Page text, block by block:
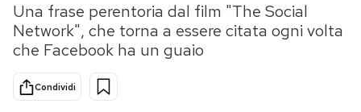
Tecnologia
Internet
Scienza
Cultura
Economia
Storie/Idee
Ok Boomer!
Una frase perentoria dal film "The Social
Network", che torna a essere citata ogni volta
che Facebook ha un guaio
Condividi